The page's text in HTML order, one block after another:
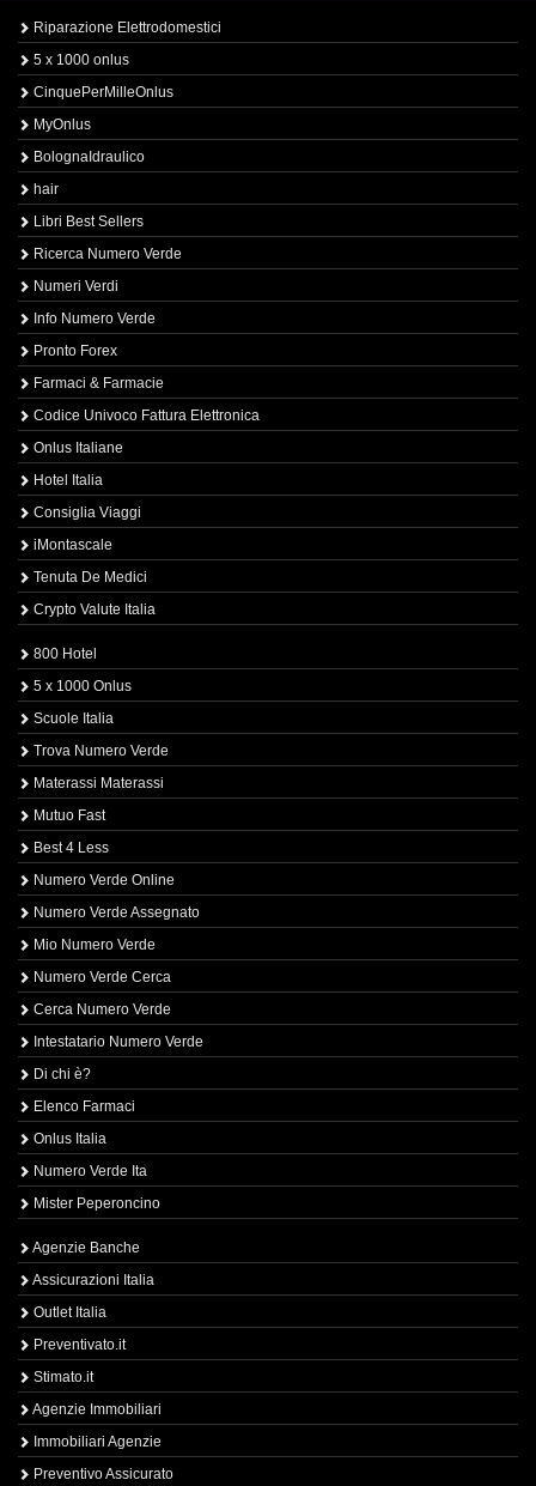
Riparazione Elettrodomestici
5 x 1000 onlus
CinquePerMilleOnlus
MyOnlus
BolognaIdraulico
hair
Libri Best Sellers
Ricerca Numero Verde
Numeri Verdi
Info Numero Verde
Pronto Forex
Farmaci & Farmacie
Codice Univoco Fattura Elettronica
Onlus Italiane
Hotel Italia
Consiglia Viaggi
iMontascale
Tenuta De Medici
Crypto Valute Italia
800 Hotel
5 x 1000 Onlus
Scuole Italia
Trova Numero Verde
Materassi Materassi
Mutuo Fast
Best 4 Less
Numero Verde Online
Numero Verde Assegnato
Mio Numero Verde
Numero Verde Cerca
Cerca Numero Verde
Intestatario Numero Verde
Di chi è?
Elenco Farmaci
Onlus Italia
Numero Verde Ita
Mister Peperoncino
Agenzie Banche
Assicurazioni Italia
Outlet Italia
Preventivato.it
Stimato.it
Agenzie Immobiliari
Immobiliari Agenzie
Preventivo Assicurato